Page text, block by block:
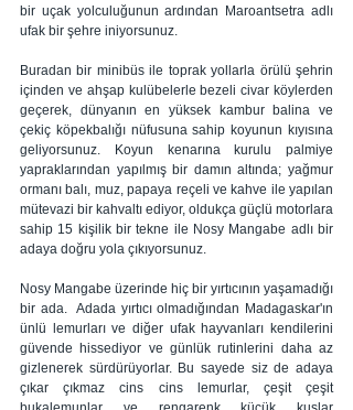
bir uçak yolculuğunun ardından Maroantsetra adlı
ufak bir şehre iniyorsunuz.
Buradan bir minibüs ile toprak yollarla örülü şehrin
içinden ve ahşap kulübelerle bezeli civar köylerden
geçerek, dünyanın en yüksek kambur balina ve
çekiç köpekbalığı nüfusuna sahip koyunun kıyısına
geliyorsunuz. Koyun kenarına kurulu palmiye
yapraklarından yapılmış bir damın altında; yağmur
ormanı balı, muz, papaya reçeli ve kahve ile yapılan
mütevazi bir kahvaltı ediyor, oldukça güçlü motorlara
sahip 15 kişilik bir tekne ile Nosy Mangabe adlı bir
adaya doğru yola çıkıyorsunuz.
Nosy Mangabe üzerinde hiç bir yırtıcının yaşamadığı
bir ada.  Adada yırtıcı olmadığından Madagaskar'ın
ünlü lemurları ve diğer ufak hayvanları kendilerini
güvende hissediyor ve günlük rutinlerini daha az
gizlenerek sürdürüyorlar. Bu sayede siz de adaya
çıkar çıkmaz cins cins lemurlar, çeşit çeşit